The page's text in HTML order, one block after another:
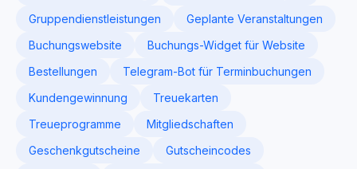
Gruppendienstleistungen
Geplante Veranstaltungen
Buchungswebsite
Buchungs-Widget für Website
Bestellungen
Telegram-Bot für Terminbuchungen
Kundengewinnung
Treuekarten
Treueprogramme
Mitgliedschaften
Geschenkgutscheine
Gutscheincodes